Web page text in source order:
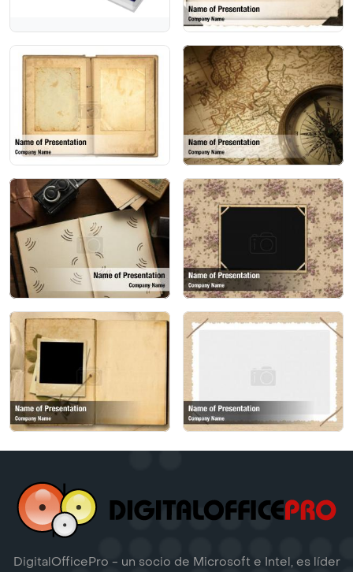
DigitalOfficePro - un socio de Microsoft e Intel, es líder